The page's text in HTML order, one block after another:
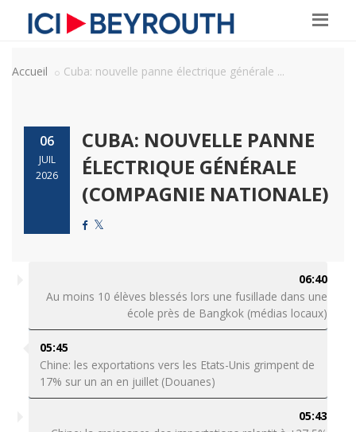
Accueil Cuba: nouvelle panne électrique générale ...
06
JUIL
2026
CUBA: NOUVELLE PANNE
ÉLECTRIQUE GÉNÉRALE
(COMPAGNIE NATIONALE)
06:40
Au moins 10 élèves blessés lors une fusillade dans une
école près de Bangkok (médias locaux)
05:45
Chine: les exportations vers les Etats-Unis grimpent de
17% sur un an en juillet (Douanes)
05:43